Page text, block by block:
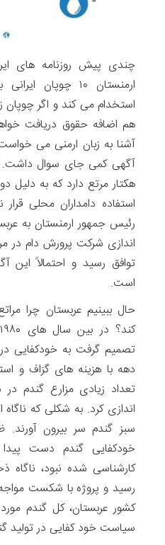
چندی پیش روزنامه های
هم اضافه حقوق دریافت
آشنا به زبان ارمنی می
هکتار مرتع دارد که به دلیل
استفاده دامداران محلی
رئیس جمهور ارمنستان به
اندازی شرکت پرورش دام در
توافق رسید و احتمالاً این
است.
حال ببینیم عربستان چرا
تصمیم گرفت به خودکفایی
دهه با هزینه های گزاف و
تعداد زیادی مزارع گندم
اندازی کرد. به شکلی که ناگاه
سبز گندم سر بیرون
خودکفایی گندم دست
کارشناسی شده نبود، ناگاه
کشور عربستان، کل گندم
سیاست خود کفایی در تولید